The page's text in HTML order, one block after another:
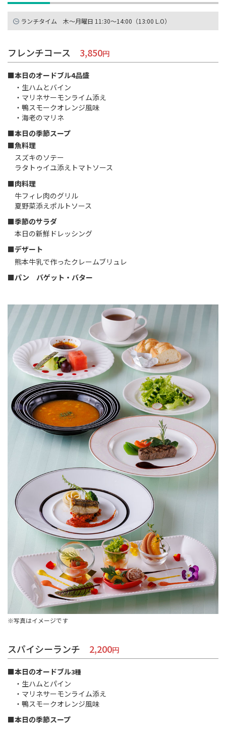
ランチタイム 木〜月曜日 11:30〜14:00（13:00 L.O）
フレンチコース 3,850
■本日のオードブル4品盛
・生ハムとバイン
・マリネサーモンライム添え
・鴨スモークオレンジ風味
・海老のマリネ
■本日の季節スープ
■魚料理
スズキのソテー
ラタトゥイユ添えトマトソース
■肉料理
牛フィレ肉のグリル
夏野菜添えポルトソース
■季節のサラダ
本日の新鮮ドレッシング
■デザート
熊本牛乳で作ったクレームブリュレ
■パン バゲット・バター
※写真はイメージです
スパイシーランチ 2,200
■本日のオードブル3種
・生ハムとパイン
・マリネサーモンライム添え
・鴨スモークオレンジ風味
■本日の季節スープ